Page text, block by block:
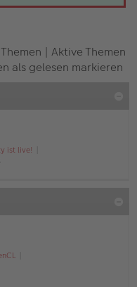
| Aktive Themen
als gelesen markieren
ist live!